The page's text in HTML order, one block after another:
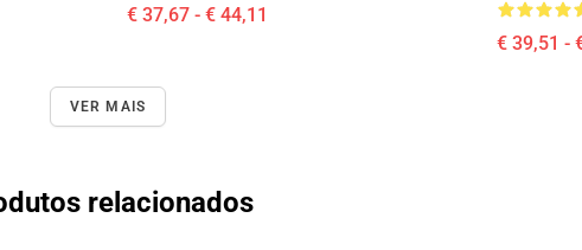
€ 37,67 - € 44,11
€ 39,51 -
VER MAIS
relacionados